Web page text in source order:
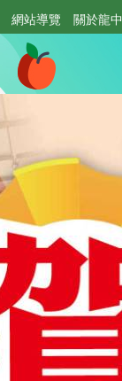
網站導覽 關於龍中